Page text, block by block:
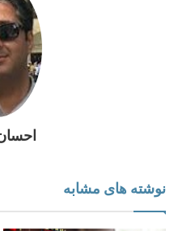
این یک داستان
کارمندی در یکی از
کردم و البته بر
گرفتم احساس میکنم
بعد از ۱۵
زیادی آموخته‌ام که
نکرده باشند و صد
این است که شما با هر تخصصی که
نوشته های مشابه